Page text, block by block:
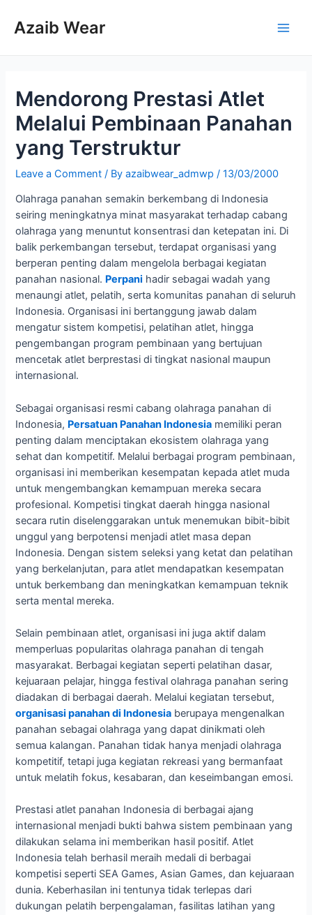
Azaib Wear
Mendorong Prestasi Atlet
Melalui Pembinaan Panahan
yang Terstruktur
Leave a Comment / Byazaibwear_admwp /13/03/2000
Olahraga panahan semakin berkembang di Indonesia
seiring meningkatnya minat masyarakat terhadap cabang
olahraga yang menuntut konsentrasi dan ketepatan ini. Di
balik perkembangan tersebut, terdapat organisasi yang
berperan penting dalam mengelola berbagai kegiatan
panahan nasional. Perpani hadir sebagai wadah yang
menaungi atlet, pelatih, serta komunitas panahan di seluruh
Indonesia. Organisasi ini bertanggung jawab dalam
mengatur sistem kompetisi, pelatihan atlet, hingga
pengembangan program pembinaan yang bertujuan
mencetak atlet berprestasi di tingkat nasional maupun
internasional.
Sebagai organisasi resmi cabang olahraga panahan di
Indonesia, Persatuan Panahan Indonesia memiliki peran
penting dalam menciptakan ekosistem olahraga yang
sehat dan kompetitif. Melalui berbagai program pembinaan,
organisasi ini memberikan kesempatan kepada atlet muda
untuk mengembangkan kemampuan mereka secara
profesional. Kompetisi tingkat daerah hingga nasional
secara rutin diselenggarakan untuk menemukan bibit-bibit
unggul yang berpotensi menjadi atlet masa depan
Indonesia. Dengan sistem seleksi yang ketat dan pelatihan
yang berkelanjutan, para atlet mendapatkan kesempatan
untuk berkembang dan meningkatkan kemampuan teknik
serta mental mereka.
Selain pembinaan atlet, organisasi ini juga aktif dalam
memperluas popularitas olahraga panahan di tengah
masyarakat. Berbagai kegiatan seperti pelatihan dasar,
kejuaraan pelajar, hingga festival olahraga panahan sering
diadakan di berbagai daerah. Melalui kegiatan tersebut,
organisasi panahan di Indonesia berupaya mengenalkan
panahan sebagai olahraga yang dapat dinikmati oleh
semua kalangan. Panahan tidak hanya menjadi olahraga
kompetitif, tetapi juga kegiatan rekreasi yang bermanfaat
untuk melatih fokus, kesabaran, dan keseimbangan emosi.
Prestasi atlet panahan Indonesia di berbagai ajang
internasional menjadi bukti bahwa sistem pembinaan yang
dilakukan selama ini memberikan hasil positif. Atlet
Indonesia telah berhasil meraih medali di berbagai
kompetisi seperti SEA Games, Asian Games, dan kejuaraan
dunia. Keberhasilan ini tentunya tidak terlepas dari
dukungan pelatih berpengalaman, fasilitas latihan yang